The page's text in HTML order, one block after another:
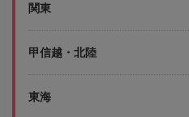
関東
甲信越・北陸
東海